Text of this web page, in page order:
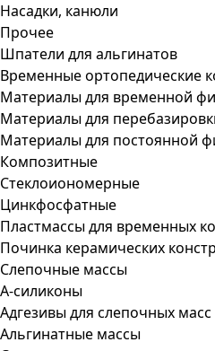
Насадки, канюли
Прочее
Шпатели для альгинатов
Временные ортопедические
Материалы для временной
Материалы для
Материалы для постоянной
Композитные
Стеклоиономерные
Цинкфосфатные
Пластмассы для временных
Починка керамических
Слепочные массы
А-силиконы
Адгезивы для слепочных масс
Альгинатные массы